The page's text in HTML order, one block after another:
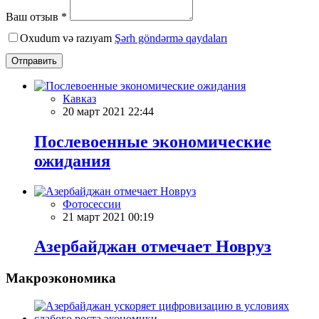
Ваш отзыв *
Oxudum və razıyam Şərh göndərmə qaydaları
Отправить
Кавказ
20 март 2021 22:44
Послевоенные экономические
ожидания
Фотосессии
21 март 2021 00:19
Азербайджан отмечает Новруз
Макроэкономика